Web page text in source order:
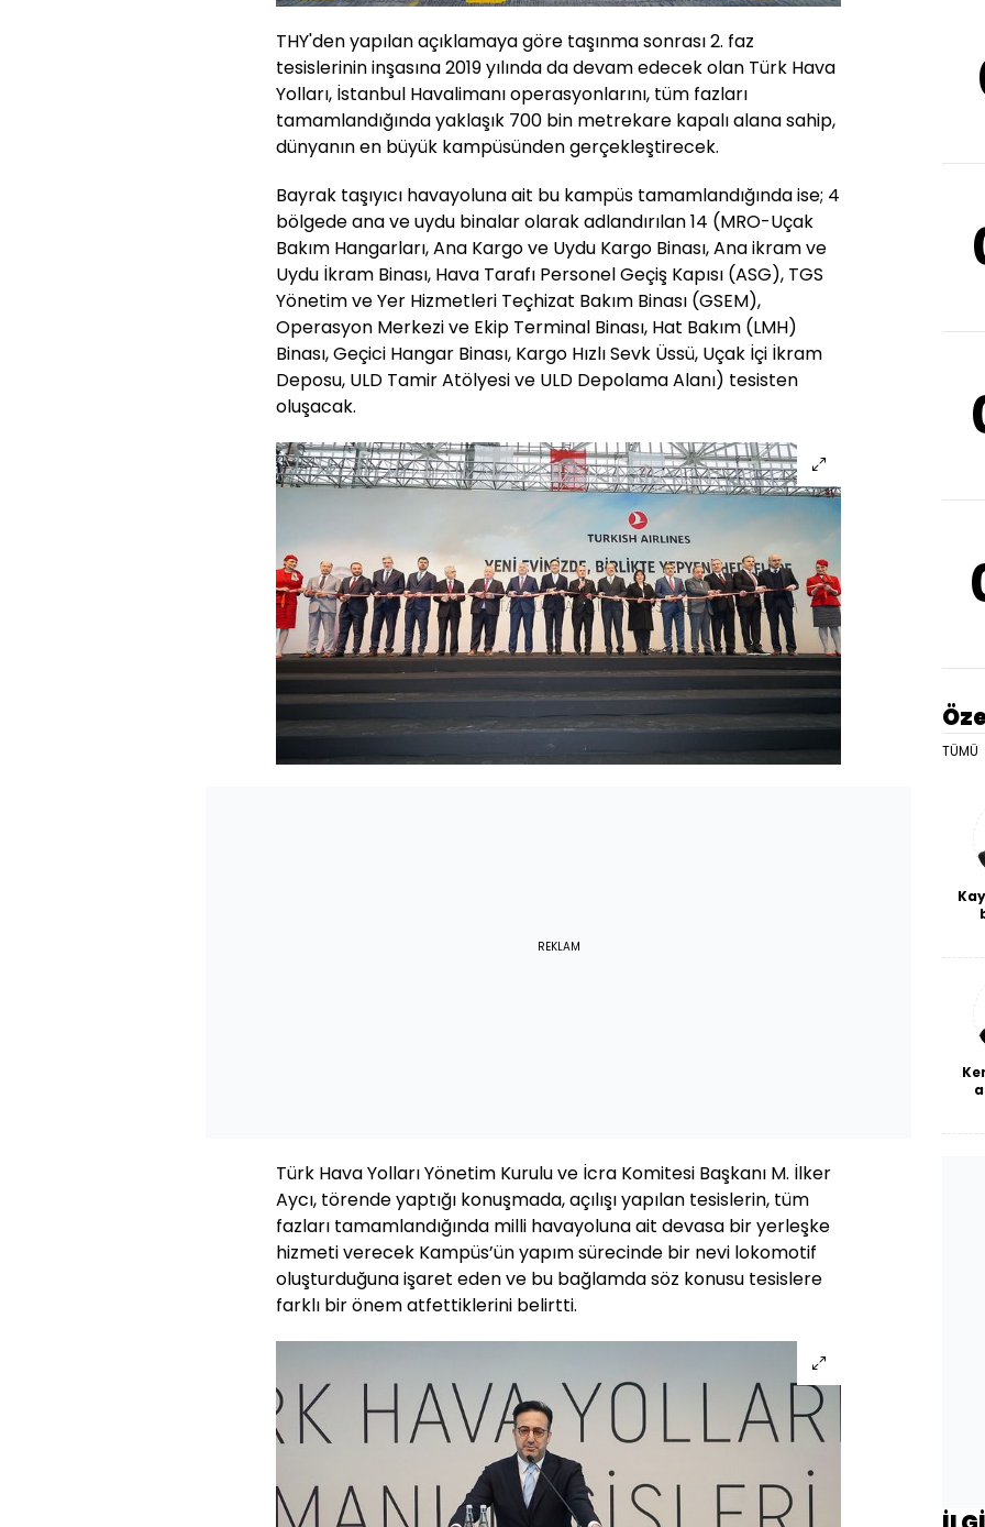
THY'den yapılan açıklamaya göre taşınma sonrası 2. faz
tesislerinin inşasına 2019 yılında da devam edecek olan Türk Hava
Yolları, İstanbul Havalimanı operasyonlarını, tüm fazları
tamamlandığında yaklaşık 700 bin metrekare kapalı alana sahip,
dünyanın en büyük kampüsünden gerçekleştirecek.
Bayrak taşıyıcı havayoluna ait bu kampüs tamamlandığında ise; 4
bölgede ana ve uydu binalar olarak adlandırılan 14 (MRO-Uçak
Bakım Hangarları, Ana Kargo ve Uydu Kargo Binası, Ana ikram ve
Uydu İkram Binası, Hava Tarafı Personel Geçiş Kapısı (ASG), TGS
Yönetim ve Yer Hizmetleri Teçhizat Bakım Binası (GSEM),
Operasyon Merkezi ve Ekip Terminal Binası, Hat Bakım (LMH)
Binası, Geçici Hangar Binası, Kargo Hızlı Sevk Üssü, Uçak İçi İkram
Deposu, ULD Tamir Atölyesi ve ULD Depolama Alanı) tesisten
oluşacak.
REKLAM
Türk Hava Yolları Yönetim Kurulu ve İcra Komitesi Başkanı M. İlker
Aycı, törende yaptığı konuşmada, açılışı yapılan tesislerin, tüm
fazları tamamlandığında milli havayoluna ait devasa bir yerleşke
hizmeti verecek Kampüs’ün yapım sürecinde bir nevi lokomotif
oluşturduğuna işaret eden ve bu bağlamda söz konusu tesislere
farklı bir önem atfettiklerini belirtti.
TÜMÜ